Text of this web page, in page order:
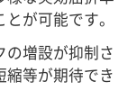
が可能です。
増設が抑制さ
縮等が期待でき